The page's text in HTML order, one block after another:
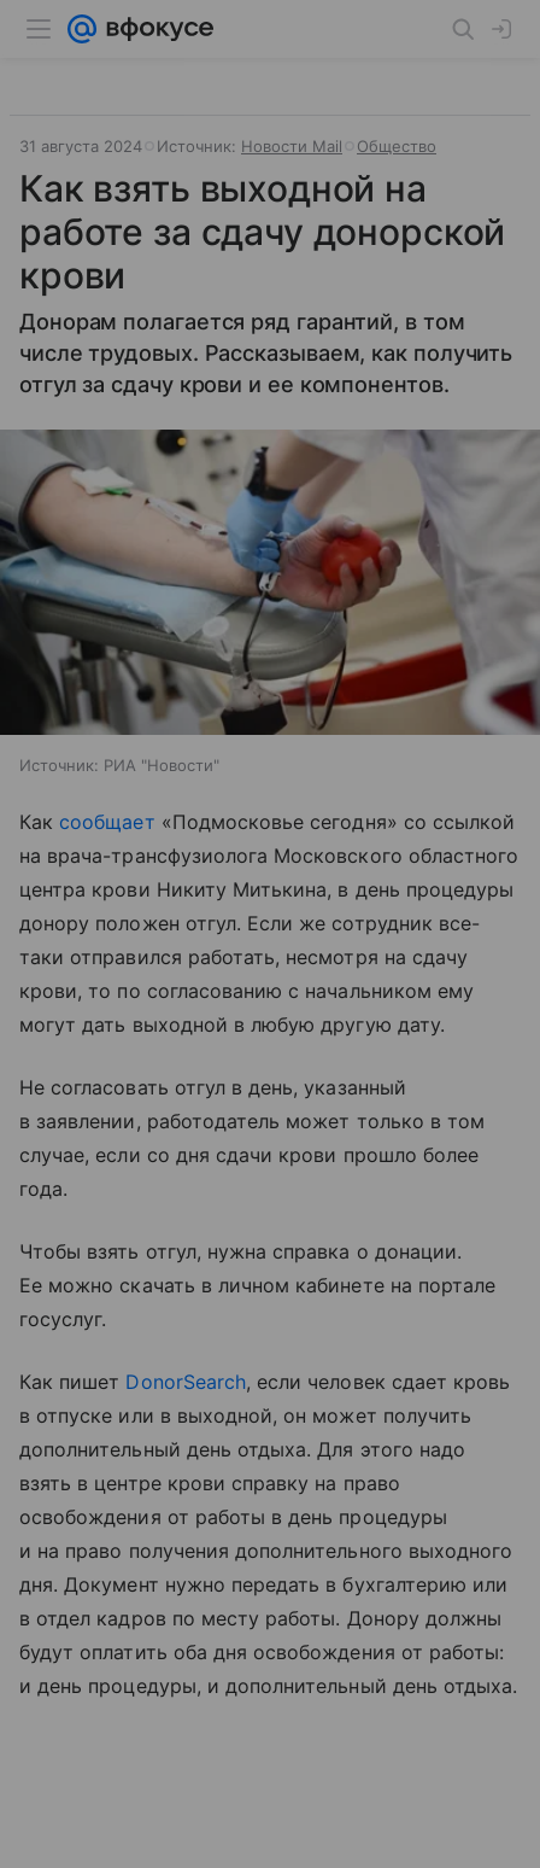
31 августа 2024 Источник: Новости Mail Общество
Как взять выходной на
работе за сдачу донорской
крови
Донорам полагается ряд гарантий, в том
числе трудовых. Рассказываем, как получить
отгул за сдачу крови и ее компонентов.
Источник: РИА "Новости"
Как сообщает «Подмосковье сегодня» со ссылкой
на врача-трансфузиолога Московского областного
центра крови Никиту Митькина, в день процедуры
донору положен отгул. Если же сотрудник все-
таки отправился работать, несмотря на сдачу
крови, то по согласованию с начальником ему
могут дать выходной в любую другую дату.
Не согласовать отгул в день, указанный
в заявлении, работодатель может только в том
случае, если со дня сдачи крови прошло более
года.
Чтобы взять отгул, нужна справка о донации.
Ее можно скачать в личном кабинете на портале
госуслуг.
Как пишет DonorSearсh, если человек сдает кровь
в отпуске или в выходной, он может получить
дополнительный день отдыха. Для этого надо
взять в центре крови справку на право
освобождения от работы в день процедуры
и на право получения дополнительного выходного
дня. Документ нужно передать в бухгалтерию или
в отдел кадров по месту работы. Донору должны
будут оплатить оба дня освобождения от работы:
и день процедуры, и дополнительный день отдыха.